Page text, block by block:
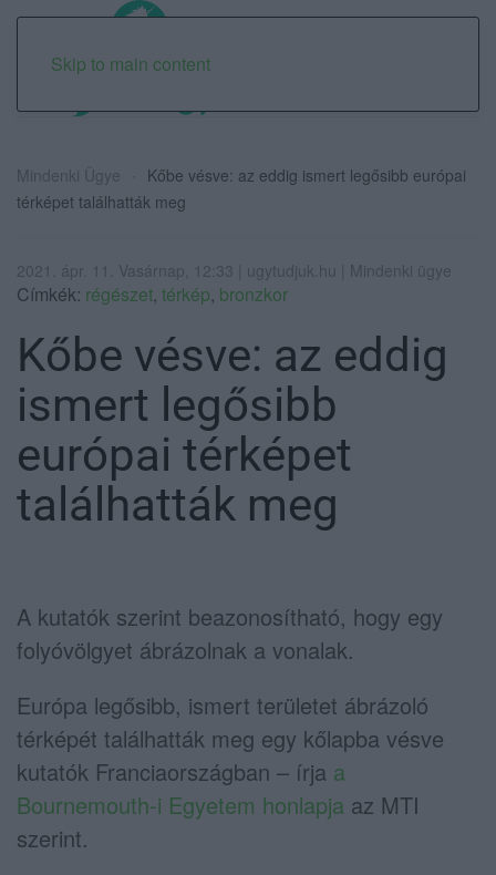
Skip to main content
Mindenki Ügye
Kőbe vésve: az eddig ismert legősibb európai
térképet találhatták meg
2021. ápr. 11. Vasárnap, 12:33 | ugytudjuk.hu | Mindenki ügye
Címkék: régészet, térkép, bronzkor
Kőbe vésve: az eddig
ismert legősibb
európai térképet
találhatták meg
A kutatók szerint beazonosítható, hogy egy
folyóvölgyet ábrázolnak a vonalak.
Európa legősibb, ismert területet ábrázoló
térképét találhatták meg egy kőlapba vésve
kutatók Franciaországban – írja a
Bournemouth-i Egyetem honlapja az MTI
szerint.